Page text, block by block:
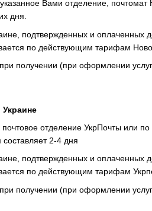
Вами отделение,
дня.
подтвержденных и оплаченных
по действующим тарифам
получении (при оформлении
Украине
отделение УкрПочты или по
2-4 дня
подтвержденных и оплаченных
по действующим тарифам
получении (при оформлении